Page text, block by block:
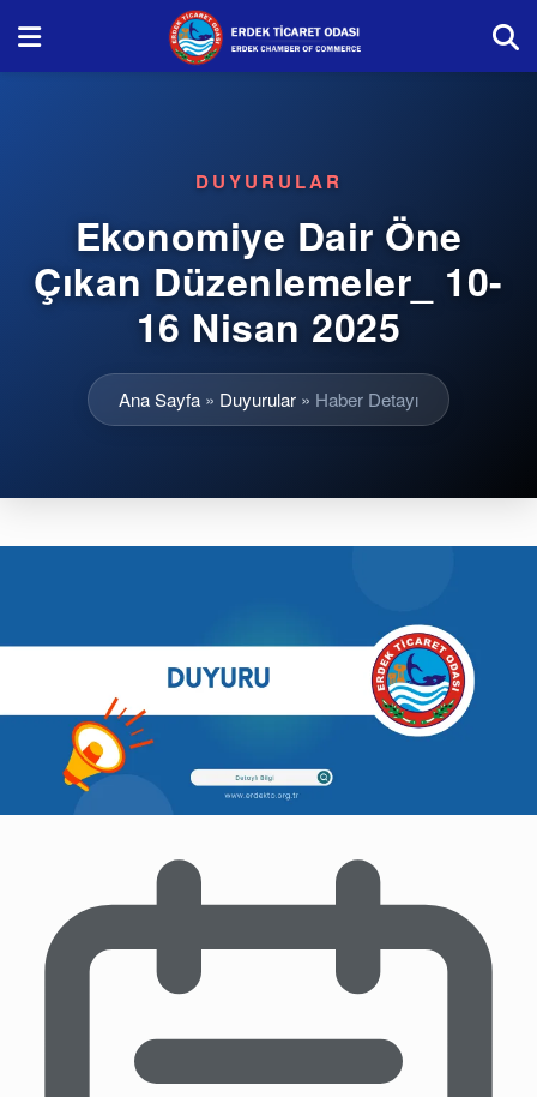
DUYURULAR
Ekonomiye Dair Öne
Çıkan Düzenlemeler_ 10-
16 Nisan 2025
Ana Sayfa » Duyurular » Haber Detayı